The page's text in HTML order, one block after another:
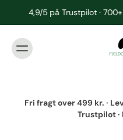
4,9/5 på Trustpilot ·
Fri fragt over 499 kr. ·
Trustpilot ·